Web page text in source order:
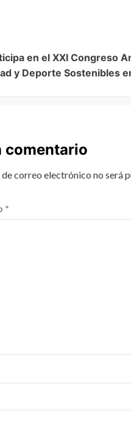
en el XXI Congreso
y Deporte Sostenibles
comentario
correo electrónico no será
*